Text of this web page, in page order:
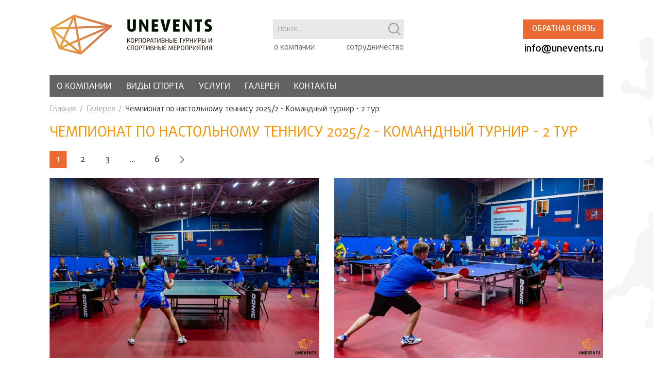
о компании сотрудничество
ОБРАТНАЯ СВЯЗЬ
info@unevents.ru
О КОМПАНИИ ВИДЫ СПОРТА УСЛУГИ ГАЛЕРЕЯ КОНТАКТЫ
Главная Галерея Чемпионат по настольному теннису 2025/2 - Командный турнир - 2 тур
ЧЕМПИОНАТ ПО НАСТОЛЬНОМУ ТЕННИСУ 2025/2 - КОМАНДНЫЙ ТУРНИР - 2 ТУР
1 2 3 ... 6